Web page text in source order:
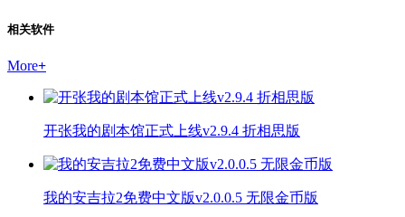
相关软件
More+
开张我的剧本馆正式上线v2.9.4 折相思版
我的安吉拉2免费中文版v2.0.0.5 无限金币版